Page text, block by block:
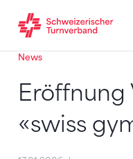
Zum Inhalt springen
Zur Sitemap navigieren
Zum Navigieren
News
Eröffnung
«swiss